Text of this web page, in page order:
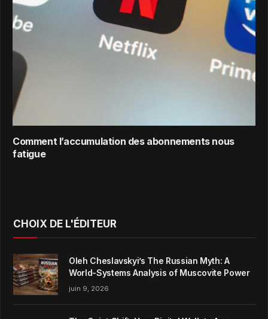
Comment l’accumulation des abonnements nous
fatigue
CHOIX DE L'ÉDITEUR
Oleh Cheslavskyi’s The Russian Myth: A
World-Systems Analysis of Muscovite Power
juin 9, 2026